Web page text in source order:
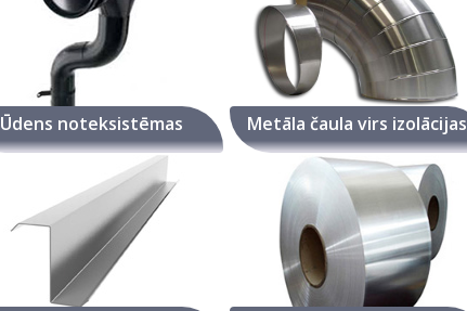
Ūdens noteksistēmas Metāla čaula virs izolācijas